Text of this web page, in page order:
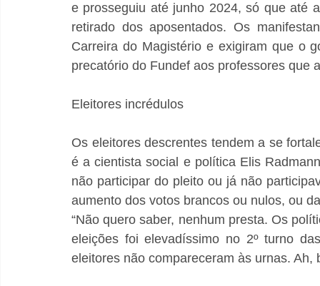
e prosseguiu até junho 2024, só que até
retirado dos aposentados. Os
Carreira do Magistério e exigiram que o
Eleitores incrédulos
Os eleitores descrentes tendem a se
é a cientista social e política Elis
não participar do pleito ou já não
aumento dos votos brancos ou nulos, ou
“Não quero saber, nenhum presta. Os
eleições foi elevadíssimo no 2º turno
eleitores não compareceram às urnas. Ah,